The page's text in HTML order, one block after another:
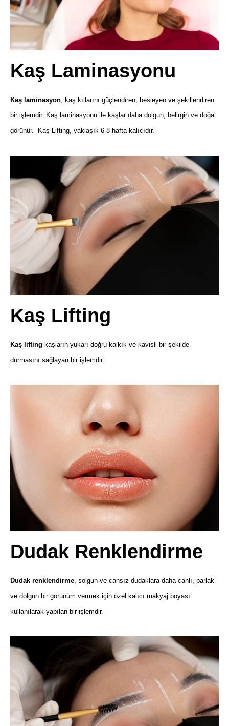
Kaş Laminasyonu
Kaş laminasyon, kaş kıllarını güçlendiren, besleyen ve şekillendiren
bir işlemdir. Kaş laminasyonu ile kaşlar daha dolgun, belirgin ve doğal
görünür. Kaş Lifting, yaklaşık 6-8 hafta kalıcıdır.
Kaş Lifting
Kaş lifting kaşların yukarı doğru kalkık ve kavisli bir şekilde
durmasını sağlayan bir işlemdir.
Dudak Renklendirme
Dudak renklendirme , solgun ve cansız dudaklara daha canlı, parlak
ve dolgun bir görünüm vermek için özel kalıcı makyaj boyası
kullanılarak yapılan bir işlemdir.